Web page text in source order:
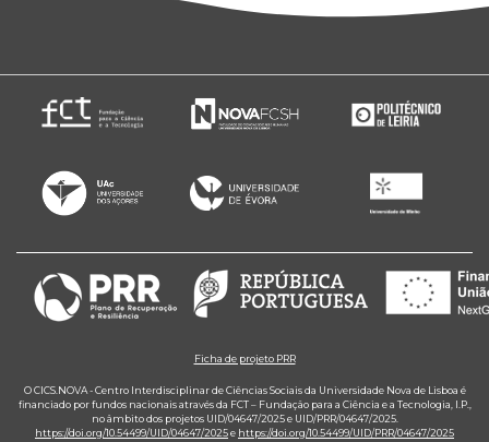
Ficha de projeto PRR
O CICS.NOVA - Centro Interdisciplinar de Ciências Sociais da Universidade Nova de Lisboa é
financiado por fundos nacionais através da FCT – Fundação para a Ciência e a Tecnologia, I.P.,
no âmbito dos projetos UID/04647/2025 e UID/PRR/04647/2025.
https://doi.org/10.54499/UID/04647/2025e https://doi.org/10.54499/UID/PRR/04647/2025